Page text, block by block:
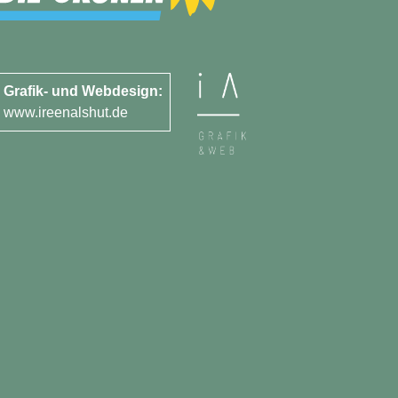
Grafik- und Webdesign:
www.ireenalshut.de